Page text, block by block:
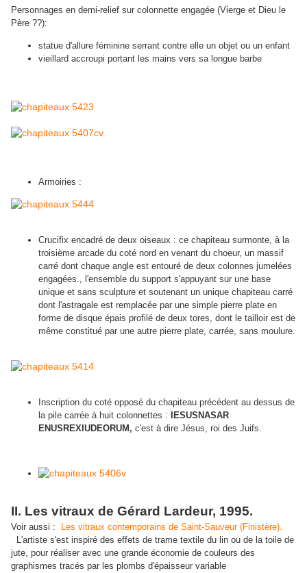
Personnages en demi-relief sur colonnette engagée (Vierge et Dieu le
Père ??):
statue d'allure féminine serrant contre elle un objet ou un enfant
vieillard accroupi portant les mains vers sa longue barbe
Armoiries :
Crucifix encadré de deux oiseaux : ce chapiteau surmonte, à la
troisième arcade du coté nord en venant du choeur, un massif
carré dont chaque angle est entouré de deux colonnes jumelées
engagées., l'ensemble du support s'appuyant sur une base
unique et sans sculpture et soutenant un unique chapiteau carré
dont l'astragale est remplacée par une simple pierre plate en
forme de disque épais profilé de deux tores, dont le tailloir est de
même constitué par une autre pierre plate, carrée, sans moulure.
Inscription du coté opposé du chapiteau précédent au dessus de
la pile carrée à huit colonnettes :
IESUSNASAR
ENUSREXIUDEORUM, c'est à dire Jésus, roi des Juifs.
II. Les vitraux de Gérard Lardeur, 1995.
Voir aussi :
Les vitraux contemporains de Saint-Sauveur (Finistère).
L'artiste s'est inspiré des effets de trame textile du lin ou de la toile de
jute, pour réaliser avec une grande économie de couleurs des
graphismes tracés par les plombs d'épaisseur variable